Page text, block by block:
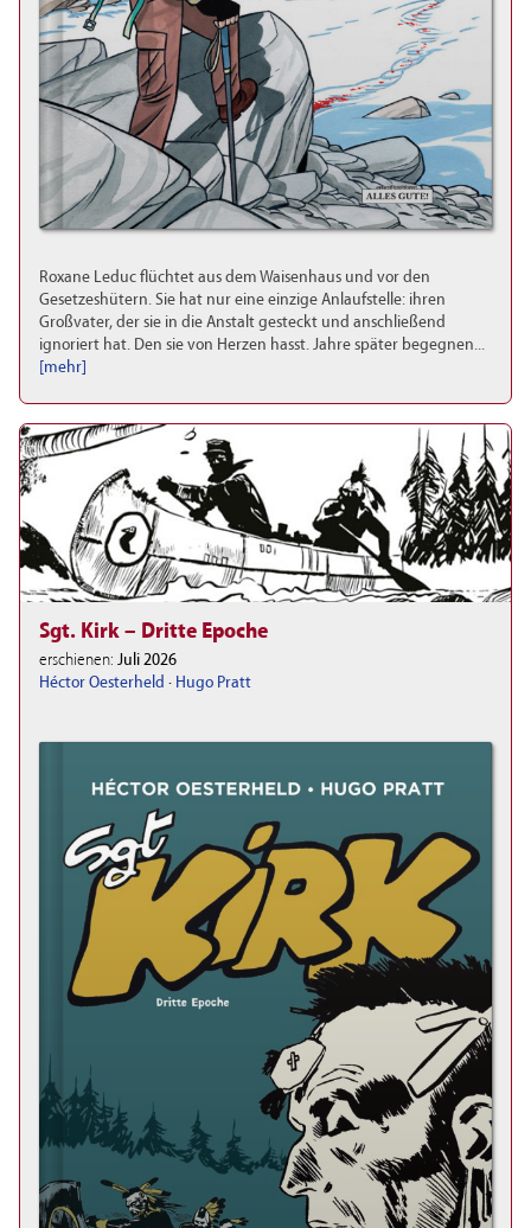
Roxane Leduc flüchtet aus dem Waisenhaus und vor den
Gesetzeshütern. Sie hat nur eine einzige Anlaufstelle: ihren
Großvater, der sie in die Anstalt gesteckt und anschließend
ignoriert hat. Den sie von Herzen hasst. Jahre später begegnen...
[mehr]
Sgt. Kirk – Dritte Epoche
erschienen: Juli 2026
Héctor Oesterheld · Hugo Pratt